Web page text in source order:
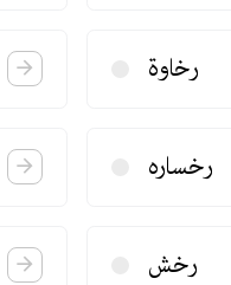
رخاوة
رخساره
رخش